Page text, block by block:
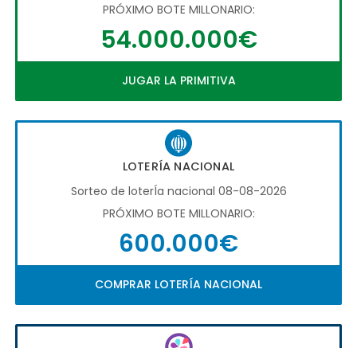
PRÓXIMO BOTE MILLONARIO:
54.000.000€
JUGAR LA PRIMITIVA
LOTERÍA NACIONAL
Sorteo de loterÍa nacional 08-08-2026
PRÓXIMO BOTE MILLONARIO:
600.000€
COMPRAR LOTERÍA NACIONAL